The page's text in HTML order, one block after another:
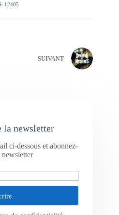
12405
SUIVANT
la newsletter
ci-dessous et abonnez-